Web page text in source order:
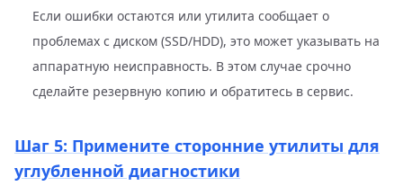
Если ошибки остаются или утилита сообщает о
проблемах с диском (SSD/HDD), это может указывать на
аппаратную неисправность. В этом случае срочно
сделайте резервную копию и обратитесь в сервис.
Шаг 5: Примените сторонние утилиты для
углубленной диагностики